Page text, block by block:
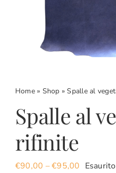
CARRELLO
ACCOUNT
Home» Shop »Spalle al
Spalle al
rifinite
€90,00 –€95,00 Esaurito